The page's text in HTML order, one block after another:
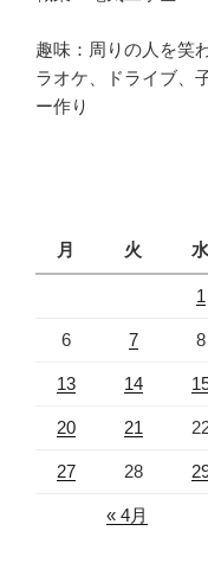
趣味：周りの人を笑
ラオケ、ドライブ、
ー作り
月
火 水
1
6 7 8
13 14
20 21
27 28
« 4月